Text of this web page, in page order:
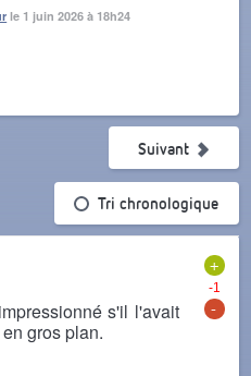
le 1 juin 2026 à 18h24
Tri chronologique
Suivant
+
-1
-
s'il l'avait
gros plan.